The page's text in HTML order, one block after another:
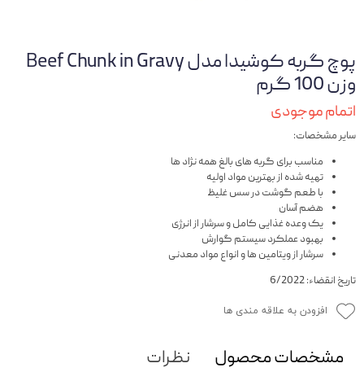
پوچ گربه کوشیدا مدل Beef Chunk in Gravy
وزن 100 گرم
اتمام موجودی
سایر مشخصات:
مناسب برای گربه های بالغ همه نژاد ها
تهیه شده از بهترین مواد اولیه
با طعم گوشت در سس غلیظ
هضم آسان
یک وعده غذایی کامل و سرشار از انرژی
بهبود عملکرد سیستم گوارش
سرشار از ویتامین ها و انواع مواد معدنی
تاریخ انقضاء: 6/2022
افزودن به علاقه مندی ها
مشخصات محصول نظرات